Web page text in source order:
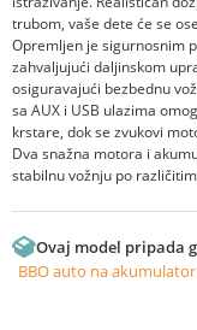
trubom, vaše dete će se
Opremljen je sigurnosnim
zahvaljujući daljinskom
osiguravajući bezbednu
sa AUX i USB ulazima
krstare, dok se zvukovi
Dva snažna motora i
stabilnu vožnju po
Ovaj model pripada
BBO auto na